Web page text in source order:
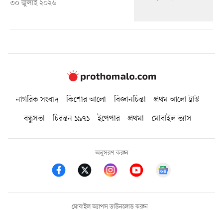
৩০ জুলাই ২০২৬
নাগরিক সংবাদ কিশোর আলো বিজ্ঞানচিন্তা
প্রথম আলো ট্রাস্ট
বন্ধুসভা
চিরন্তন ১৯৭১ ইপেপার প্রথমা মোবাইল ভ্যাস
অনুসরণ করুন
মোবাইল অ্যাপস ডাউনলোড করুন